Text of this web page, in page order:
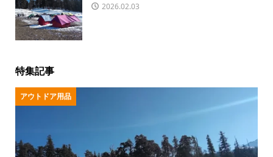
2026.02.03
特集記事
アウトドア用品